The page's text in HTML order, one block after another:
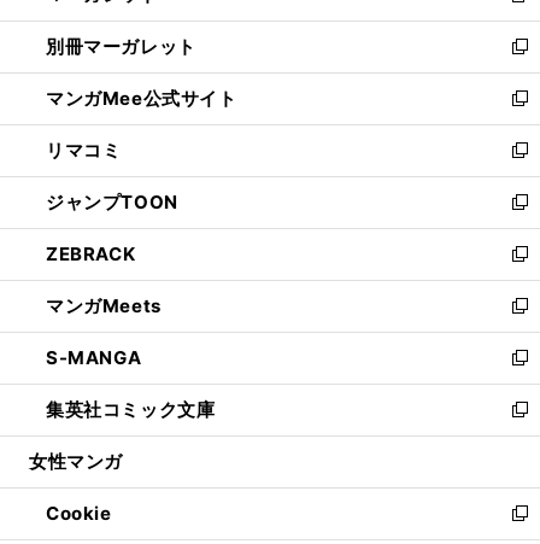
開
く
ウ
で
開
く
ウ
ィ
ン
ド
ウ
で
開
く
し
い
ウ
ィ
ン
ド
ウ
で
開
く
別冊マーガレット
新
し
い
ウ
ィ
ン
ド
ウ
で
開
く
マンガMee公式サイト
新
し
い
ウ
ィ
ン
ド
ウ
で
開
く
リマコミ
新
し
い
ウ
ィ
ン
ド
ウ
で
開
く
ジャンプTOON
新
し
い
ウ
ィ
ン
ド
ウ
で
開
ZEBRACK
新
し
い
ウ
ィ
ン
ド
ウ
開
く
マンガMeets
新
し
い
ウ
ィ
ン
ウ
で
開
S-MANGA
新
し
い
ウ
ン
ド
集英社コミック文庫
新
し
ウ
ィ
女性マンガ
Cookie
新